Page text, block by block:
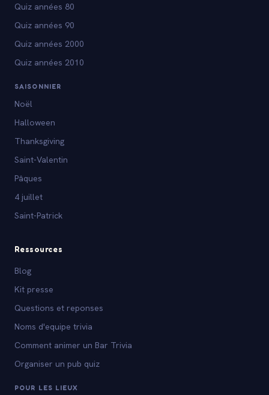
Quiz années 80
Quiz années 90
Quiz années 2000
Quiz années 2010
SAISONNIER
Noël
Halloween
Thanksgiving
Saint-Valentin
Pâques
4 juillet
Saint-Patrick
Ressources
Blog
Kit presse
Questions et reponses
Noms d'equipe trivia
Comment animer un Bar Trivia
Organiser un pub quiz
POUR LES LIEUX